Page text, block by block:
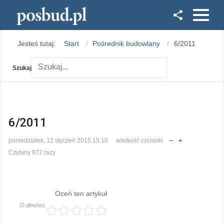
Instagram
Jesteś tutaj: Start Pośrednik budowlany 6/2011
Szukaj
6/2011
poniedziałek, 12 styczeń 2015 15:10
wielkość czcionki
Czytany 972 razy
Oceń ten artykuł
(0 głosów)